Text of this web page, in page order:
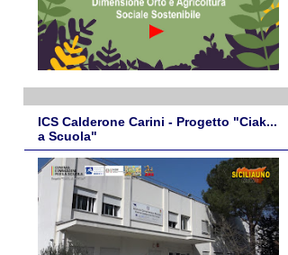
ICS Calderone Carini - Progetto "Ciak...
a Scuola"